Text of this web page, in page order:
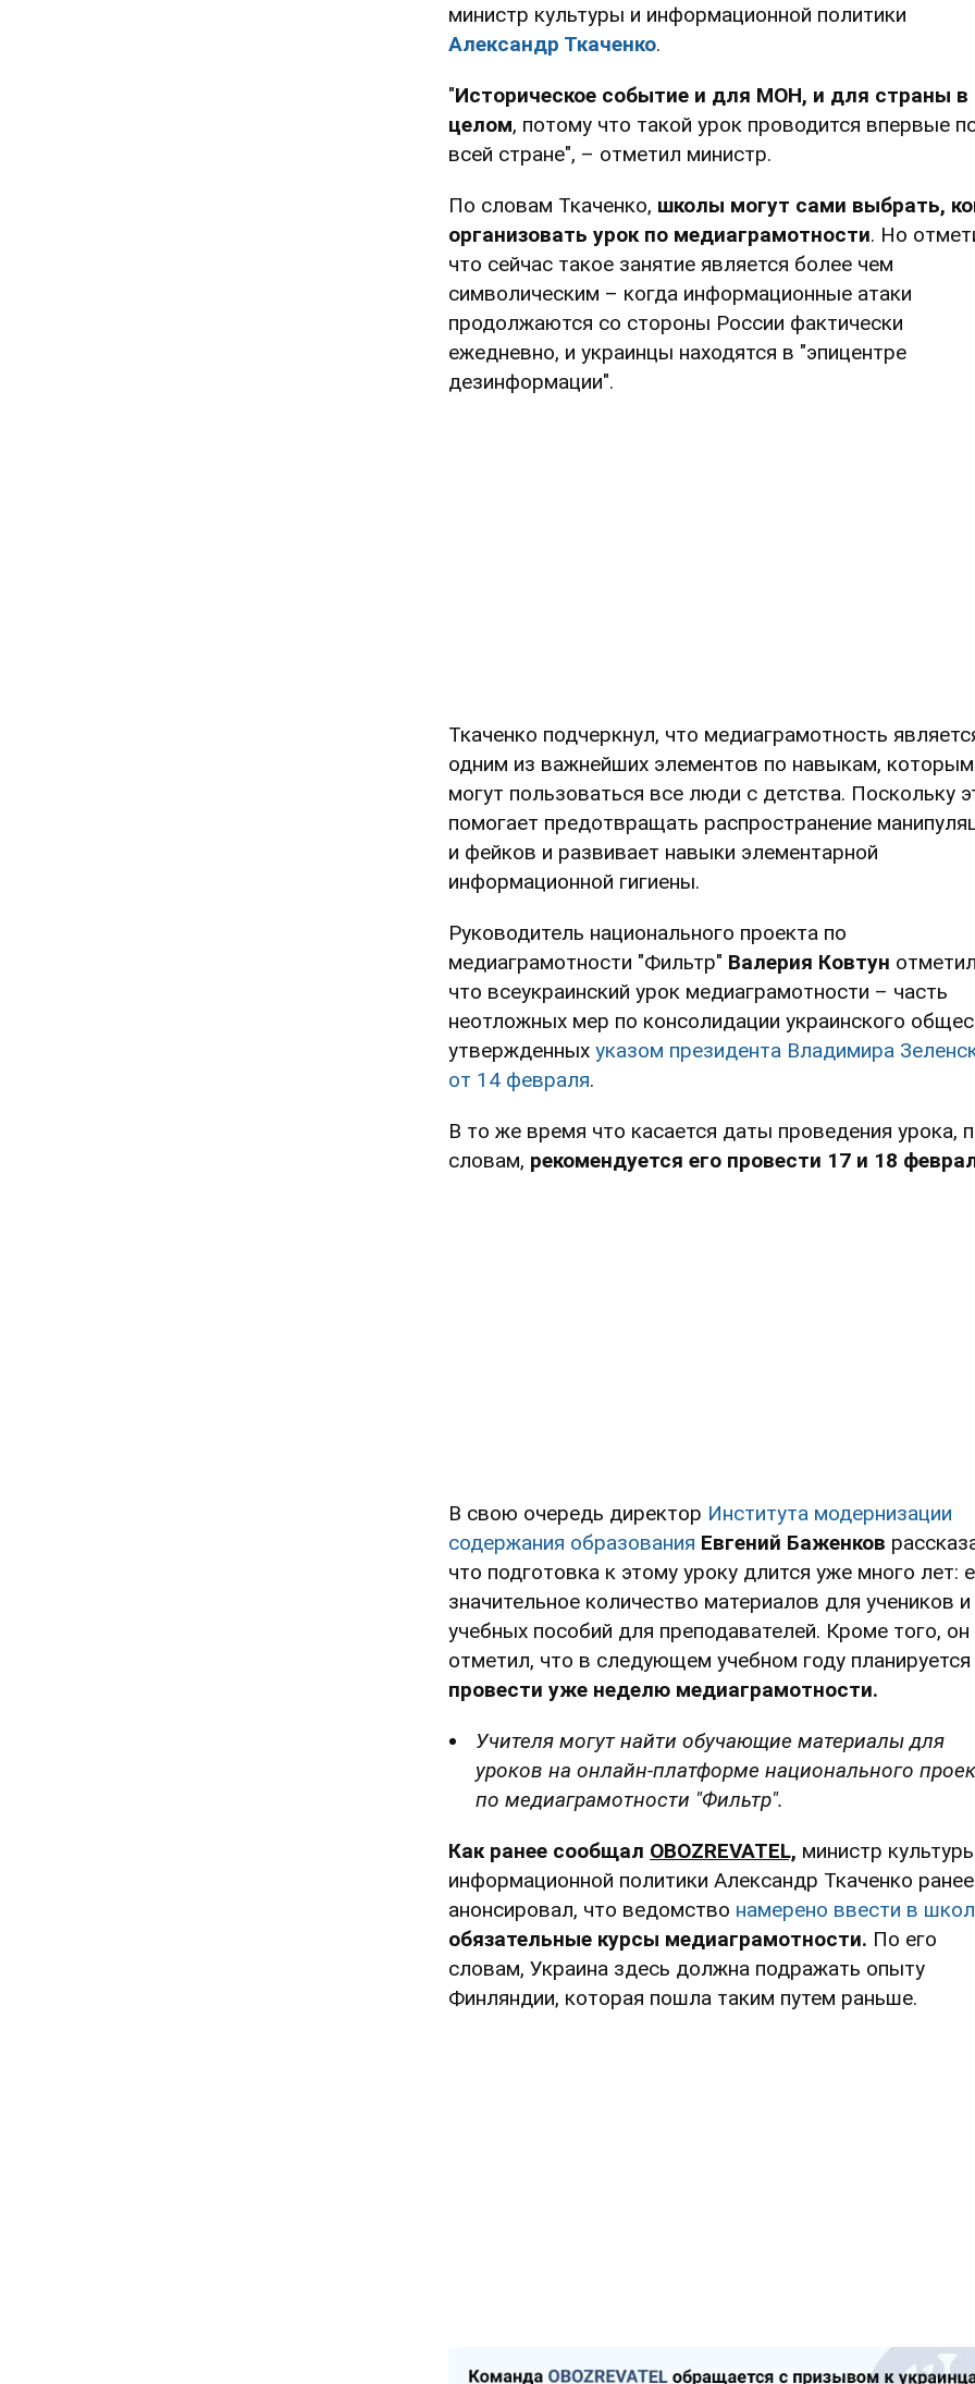
министр культуры и информационной политики
Александр Ткаченко.
"Историческое событие и для МОН, и для страны в
целом, потому что такой урок проводится впервые
всей стране", – отметил министр.
По словам Ткаченко, школы могут сами выбрать,
организовать урок по медиаграмотности. Но
что сейчас такое занятие является более чем
символическим – когда информационные атаки
продолжаются со стороны России фактически
ежедневно, и украинцы находятся в "эпицентре
дезинформации".
Ткаченко подчеркнул, что медиаграмотность
одним из важнейших элементов по навыкам,
могут пользоваться все люди с детства. Поскольку
помогает предотвращать распространение
и фейков и развивает навыки элементарной
информационной гигиены.
Руководитель национального проекта по
медиаграмотности "Фильтр" Валерия Ковтун
что всеукраинский урок медиаграмотности – часть
неотложных мер по консолидации украинского
утвержденных указом президента Владимира
от 14 февраля.
В то же время что касается даты проведения урока,
словам, рекомендуется его провести 17 и 18
В свою очередь директор Института модернизации
содержания образования Евгений Баженков
что подготовка к этому уроку длится уже много лет:
значительное количество материалов для учеников и
учебных пособий для преподавателей. Кроме того, он
отметил, что в следующем учебном году планируется
провести уже неделю медиаграмотности.
Учителя могут найти обучающие материалы для
уроков на онлайн-платформе национального
по медиаграмотности "Фильтр".
Как ранее сообщал OBOZREVATEL, министр
информационной политики Александр Ткаченко ранее
анонсировал, что ведомство намерено ввести в
обязательные курсы медиаграмотности. По его
словам, Украина здесь должна подражать опыту
Финляндии, которая пошла таким путем раньше.